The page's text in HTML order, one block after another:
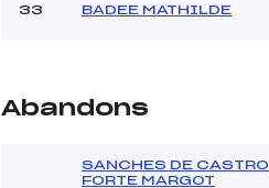
33 BADEE MATHILDE
Abandons
SANCHES DE CASTRO
FORTE MARGOT